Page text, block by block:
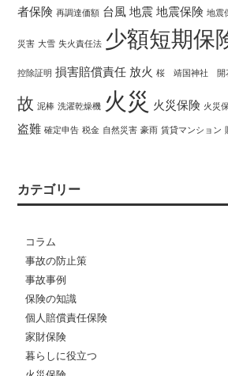
者保険 再調達価額 台風 地震 地震保険 地震
災害 大雪 失火責任法 少額短期保
控除証明 損害賠償責任 放火 桜 靖国神社 開
故 泥棒 洗濯乾燥機 火災 火災保険 火災
盗難 確定申告 税金 自然災害 豪雨 賃貸マンション
カテゴリー
コラム
事故の防止策
事故事例
保険の知識
個人賠償責任保険
家財保険
暮らしに役立つ